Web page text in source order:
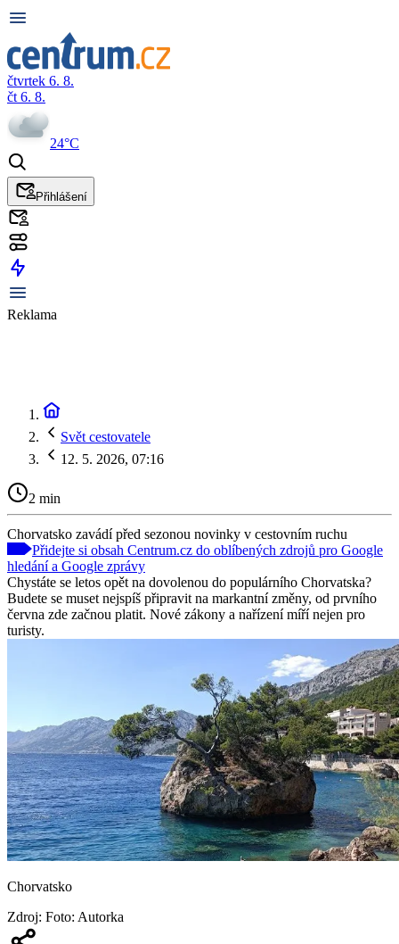
čtvrtek 6. 8.
čt 6. 8.
24°C
Přihlášení
Reklama
Svět cestovatele
12. 5. 2026, 07:16
2 min
Chorvatsko zavádí před sezonou novinky v cestovním ruchu
Přidejte si obsah Centrum.cz do oblíbených zdrojů pro Google
hledání a Google zprávy
Chystáte se letos opět na dovolenou do populárního Chorvatska?
Budete se muset nejspíš připravit na markantní změny, od prvního
června zde začnou platit. Nové zákony a nařízení míří nejen pro
turisty.
Chorvatsko
Zdroj: Foto: Autorka